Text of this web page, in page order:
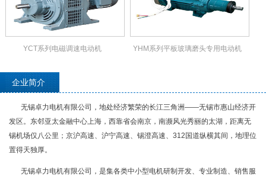
YCT系列电磁调速电动机 YHM系列平板玻璃磨头专用电动机
企业简介
无锡卓力电机有限公司，地处经济繁荣的长江三角洲——无锡市惠山经济开
发区。东邻亚太金融中心上海，西靠省会南京，南濒风光秀丽的太湖，距离无
锡机场仅八公里；京沪高速、沪宁高速、锡澄高速、312国道纵横其间，地理位
置得天独厚。
无锡卓力电机有限公司，是集各类中小型电机研制开发、专业制造、销售服